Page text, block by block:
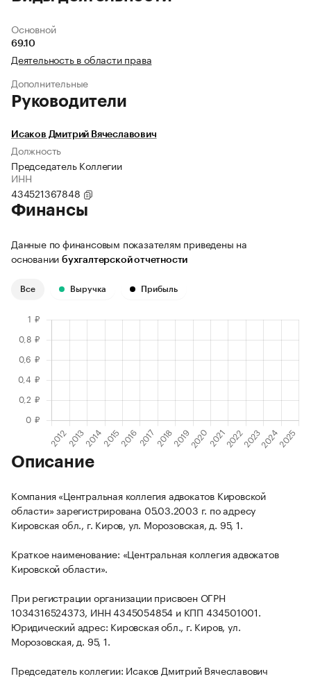
Основной
69.10
Деятельность в области права
Дополнительные
Руководители
Исаков Дмитрий Вячеславович
Должность
Председатель Коллегии
ИНН
434521367848
Финансы
Данные по финансовым показателям приведены на
основании бухгалтерской отчетности
Все Выручка Прибыль
Описание
Компания «Центральная коллегия адвокатов Кировской
области» зарегистрирована 05.03.2003 г. по адресу
Кировская обл., г. Киров, ул. Морозовская, д. 95, 1.
Краткое наименование: «Центральная коллегия адвокатов
Кировской области».
При регистрации организации присвоен ОГРН
1034316524373, ИНН 4345054854 и КПП 434501001.
Юридический адрес: Кировская обл., г. Киров, ул.
Морозовская, д. 95, 1.
Председатель коллегии: Исаков Дмитрий Вячеславович